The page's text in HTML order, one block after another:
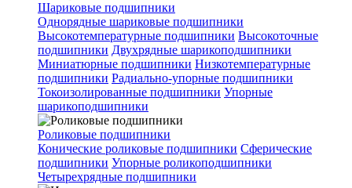
Шариковые подшипники
Однорядные шариковые подшипники
Высокотемпературные подшипники Высокоточные
подшипники Двухрядные шарикоподшипники
Миниатюрные подшипники Низкотемпературные
подшипники Радиально-упорные подшипники
Токоизолированные подшипники Упорные
шарикоподшипники
Роликовые подшипники
Конические роликовые подшипники Сферические
подшипники Упорные роликоподшипники
Четырехрядные подшипники